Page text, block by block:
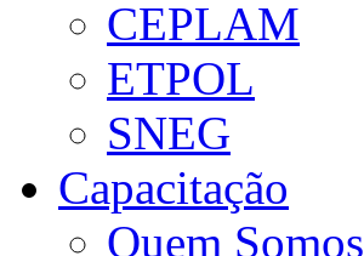
CEPLAM
ETPOL
SNEG
Capacitação
Quem Somos